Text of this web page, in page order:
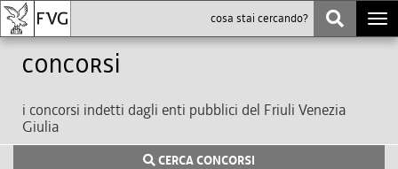
Concorsi
i concorsi indetti dagli enti pubblici del Friuli Venezia
Giulia
CERCA CONCORSI